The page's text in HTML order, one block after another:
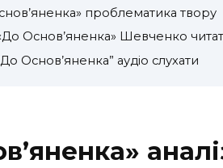
проблематика твору
Основ’яненка» Шевченко
Основ’яненка” аудіо слухати